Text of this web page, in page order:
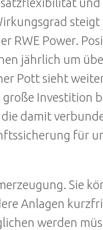
steigt
RWE Power.
jährlich um
Pott sieht
große Investition
damit
für
Sie
Anlagen
werden